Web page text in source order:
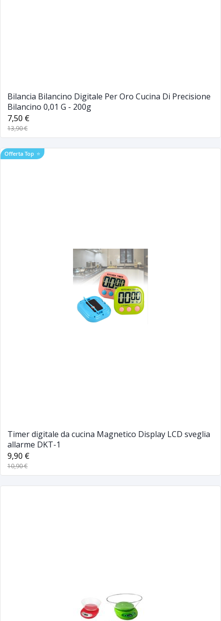
Bilancia Bilancino Digitale Per Oro Cucina Di Precisione
Bilancino 0,01 G - 200g
7,50 €
13,90 €
Offerta Top ⭐
Timer digitale da cucina Magnetico Display LCD sveglia
allarme DKT-1
9,90 €
10,90 €